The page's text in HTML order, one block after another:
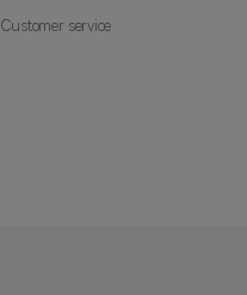
Customer service